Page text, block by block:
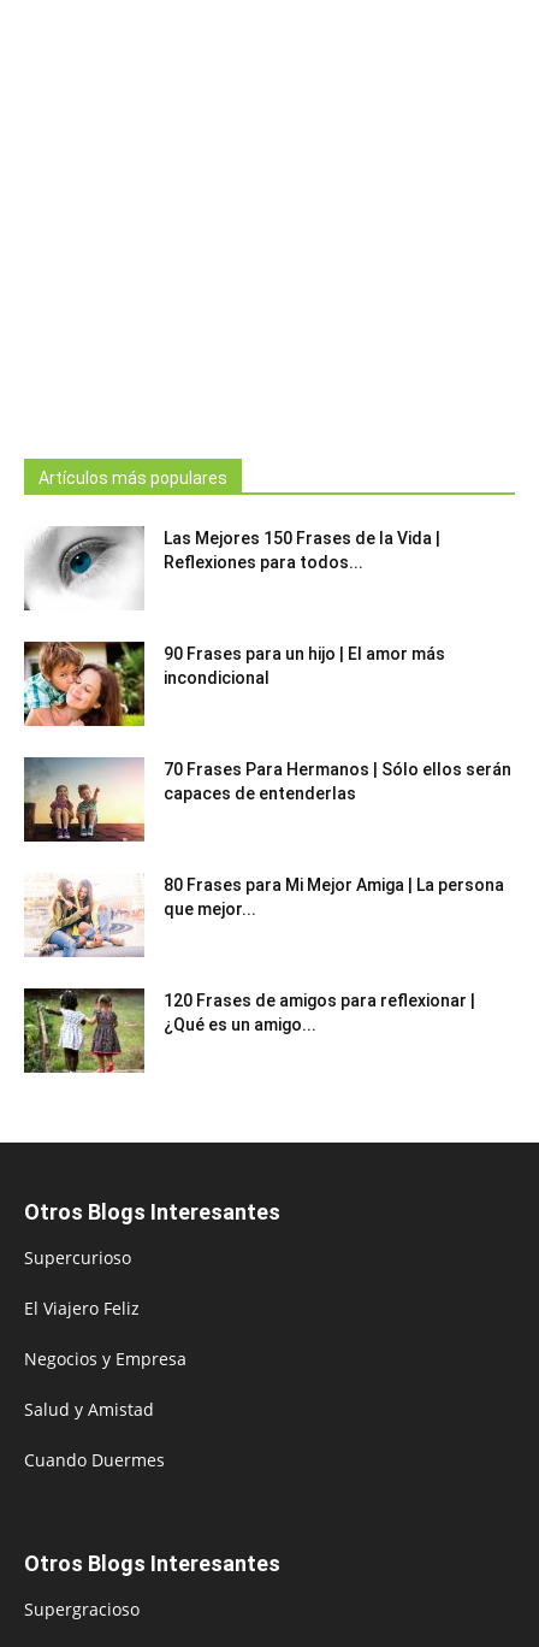
Artículos más populares
Las Mejores 150 Frases de la Vida |
Reflexiones para todos...
90 Frases para un hijo | El amor más
incondicional
70 Frases Para Hermanos | Sólo ellos serán
capaces de entenderlas
80 Frases para Mi Mejor Amiga | La persona
que mejor...
120 Frases de amigos para reflexionar |
¿Qué es un amigo...
Otros Blogs Interesantes
Supercurioso
El Viajero Feliz
Negocios y Empresa
Salud y Amistad
Cuando Duermes
Otros Blogs Interesantes
Supergracioso